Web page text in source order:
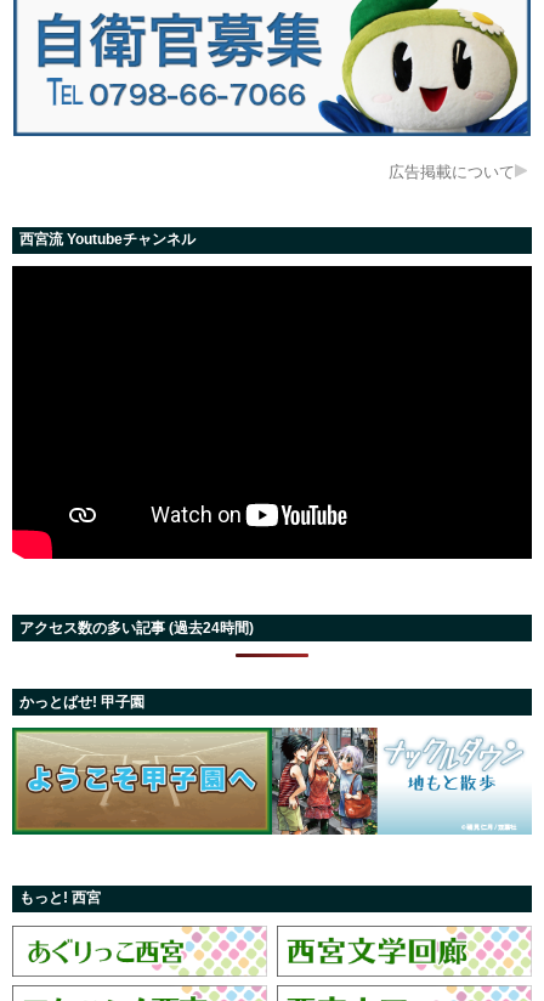
広告掲載について
西宮流 Youtubeチャンネル
アクセス数の多い記事 (過去24時間)
かっとばせ! 甲子園
もっと! 西宮